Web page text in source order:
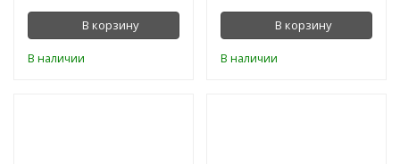
В корзину
В наличии
В корзину
В наличии